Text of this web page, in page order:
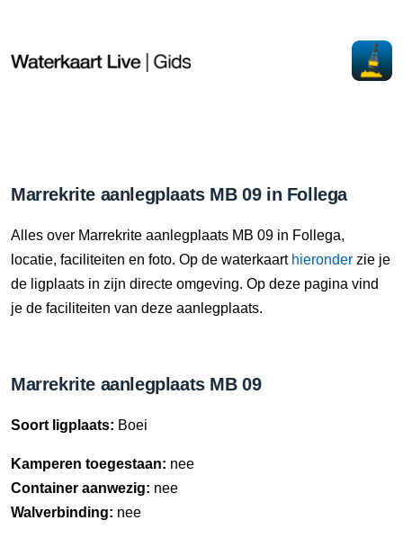
Marrekrite aanlegplaats MB 09 in Follega
Alles over Marrekrite aanlegplaats MB 09 in Follega,
locatie, faciliteiten en foto. Op de waterkaart hieronder zie je
de ligplaats in zijn directe omgeving. Op deze pagina vind
je de faciliteiten van deze aanlegplaats.
Marrekrite aanlegplaats MB 09
Soort ligplaats: Boei
Kamperen toegestaan: nee
Container aanwezig: nee
Walverbinding: nee